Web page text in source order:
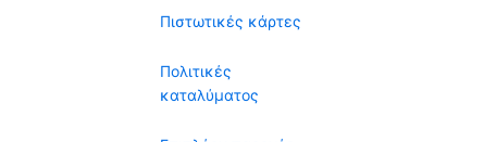
Πιστωτικές κάρτες
Πολιτικές
καταλύματος